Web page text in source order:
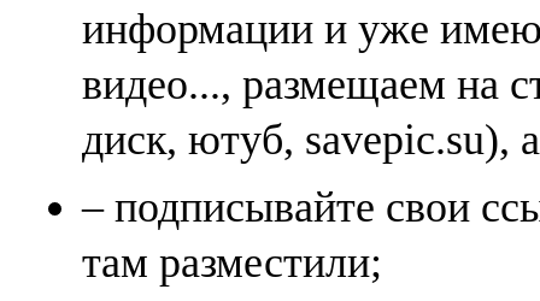
информации и уже
видео..., размещаем на
диск, ютуб, savepic.su),
– подписывайте свои
там разместили;